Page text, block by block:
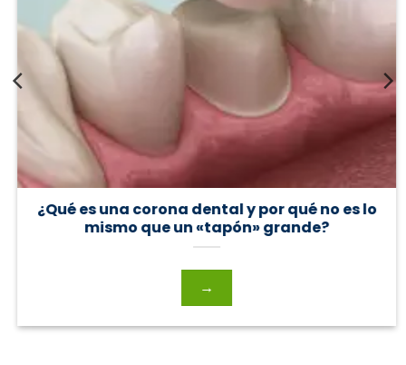
¿Qué es una corona dental y por qué no es lo
mismo que un «tapón» grande?